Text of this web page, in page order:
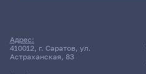
Адрес:
410012, г. Саратов, ул.
Астраханская, 83